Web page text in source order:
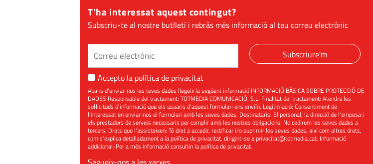
T'ha interessat aquest contingut?
Subscriu-te al nostre butlletí i rebràs més informació al teu correu electrònic
Subscriure'm
Accepto la política de privacitat
Abans d'enviar-nos les teves dades llegeix la següent informació INFORMACIÓ BÀSICA SOBRE PROTECCIÓ DE
DADES Responsable del tractament: TOTMEDIA COMUNICACIÓ, S.L. Finalitat del tractament: Atendre les
sol·licituds d'informació que els usuaris d'aquest formulari ens enviïn. Legitimació: Consentiment de
l'interessat en enviar-nos el formulari amb les seves dades. Destinataris: El personal, la direcció de l'empesa i
els prestadors de serveis necessaris per complir amb les nostres obligacions. No cedirem les seves dades a
tercers. Drets que l'assisteixen: Té dret a accedir, rectificar i/o suprimir les seves dades, així com altres drets,
com s'explica detalladament a la política de privacitat, dirigint-se aprivacitat@totmedia.cat. Informació
addicional: Per a més informació consultin lapolítica de privacitat.